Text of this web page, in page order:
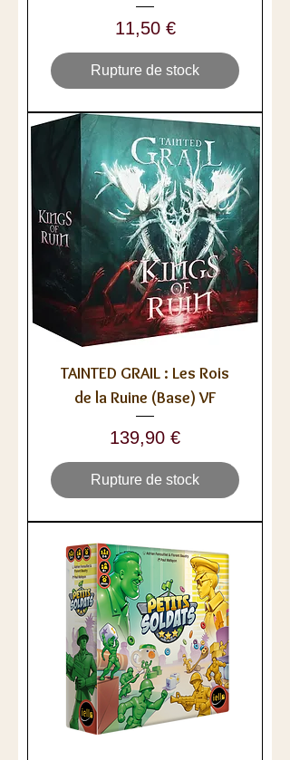
Prix
11,50 €
Rupture de stock
TAINTED GRAIL : Les Rois
de la Ruine (Base) VF
Prix
139,90 €
Rupture de stock